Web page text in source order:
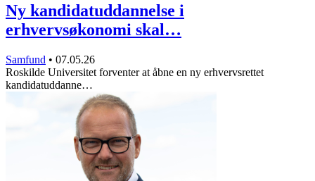
Ny kandidatuddannelse i
erhvervsøkonomi skal…
Samfund • 07.05.26
Roskilde Universitet forventer at åbne en ny erhvervsrettet
kandidatuddanne…